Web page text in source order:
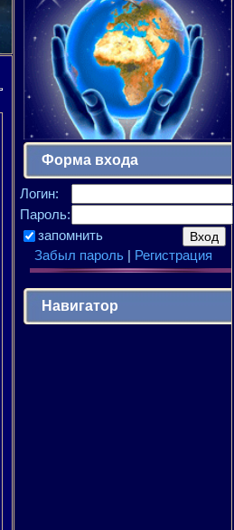
Форма входа
Логин:
Пароль:
запомнить
Забыл пароль| Регистрация
Навигатор